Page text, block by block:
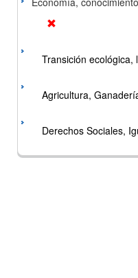
Transición
Agricultura,
Derechos Sociales,